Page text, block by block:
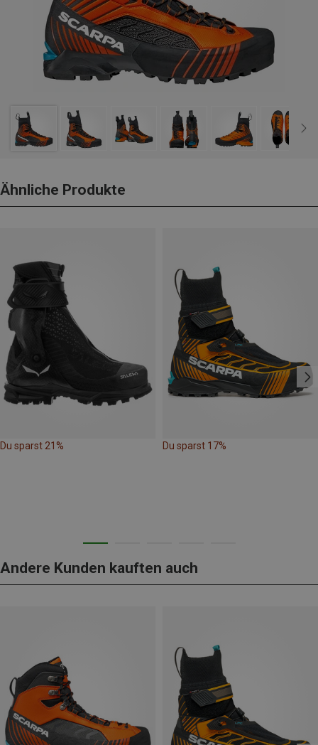
Ähnliche Produkte
Du sparst 21% Du sparst 17%
Andere Kunden kauften auch